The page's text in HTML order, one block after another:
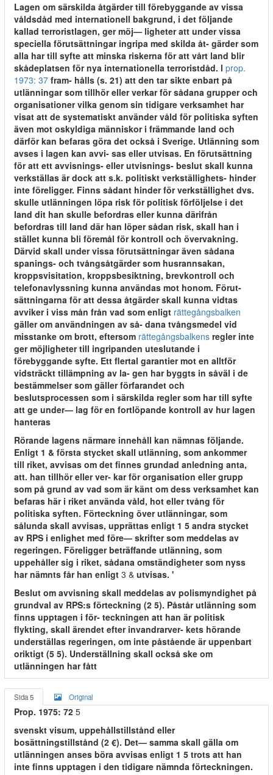
Lagen om särskilda åtgärder till förebyggande av vissa
våldsdåd med internationell bakgrund, i det följande
kallad terroristlagen, ger möj— ligheter att under vissa
speciella förutsättningar ingripa med skilda åt- gärder som
alla har till syfte att minska riskerna för att vårt land blir
skådeplatsen för nya internationella terroristdåd. l prop.
1973: 37 fram- hålls (s. 21) att den tar sikte enbart på
utlänningar som tillhör eller verkar för sådana grupper och
organisationer vilka genom sin tidigare verksamhet har
visat att de systematiskt använder våld för politiska syften
även mot oskyldiga människor i främmande land och
därför kan befaras göra det också i Sverige. Utlänning som
avses i lagen kan avvi- sas eller utvisas. En förutsättning
för att ett avvisnings- eller utvisnings- beslut skall kunna
verkställas är dock att s.k. politiskt verkställighets- hinder
inte föreligger. Finns sådant hinder för verkställighet dvs.
skulle utlänningen löpa risk för politisk förföljelse i det
land dit han skulle befordras eller kunna därifrån
befordras till land där han löper sådan risk, skall han i
stället kunna bli föremål för kontroll och övervakning.
Därvid skall under vissa förutsättningar även sådana
spanings- och tvångsåtgärder som husrannsakan,
kroppsvisitation, kroppsbesiktning, brevkontroll och
telefonavlyssning kunna användas mot honom. Förut-
sättningarna för att dessa åtgärder skall kunna vidtas
avviker i viss mån från vad som enligt rättegångsbalken
gäller om användningen av så- dana tvångsmedel vid
misstanke om brott, eftersom rättegångsbalkens regler inte
ger möjligheter till ingripanden uteslutande i
förebyggande syfte. Ett flertal garantier mot en alltför
vidsträckt tillämpning av la- gen har byggts in såväl i de
bestämmelser som gäller förfarandet och
beslutsprocessen som i särskilda regler som har till syfte
att ge under— lag för en fortlöpande kontroll av hur lagen
hanteras
Rörande lagens närmare innehåll kan nämnas följande.
Enligt 1 & första stycket skall utlänning, som ankommer
till riket, avvisas om det finnes grundad anledning anta,
att. han tillhör eller ver- kar för organisation eller grupp
som på grund av vad som är känt om dess verksamhet kan
befaras här i riket använda våld, hot eller tvång för
politiska syften. Förteckning över utlänningar, som
sålunda skall avvisas, upprättas enligt 1 5 andra stycket
av RPS i enlighet med före— skrifter som meddelas av
regeringen. Föreligger beträffande utlänning, som
uppehåller sig i riket, sådana omständigheter som nyss
har nämnts får han enligt 3 & utvisas. '
Beslut om avvisning skall meddelas av polismyndighet på
grundval av RPS:s förteckning (2 5). Påstår utlänning som
finns upptagen i för- teckningen att han är politisk
flykting, skall ärendet efter invandrarver- kets hörande
underställas regeringen, om inte påstående är uppenbart
oriktigt (5 5). Underställning skall också ske om
utlänningen har fått
Sida 5 Original
Prop. 1975: 72 5
svenskt visum, uppehållstillstånd eller
bosättningstillstånd (2 €). Det— samma skall gälla om
utlänningen anses böra avvisas enligt 1 5 trots att han
inte finns upptagen i den tidigare nämnda förteckningen.